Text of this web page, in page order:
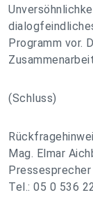
Programm vor.
(Schluss)
Mag. Elmar
Tel.: 05 0 536